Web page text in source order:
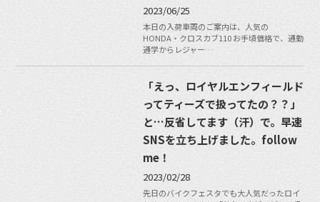
2023/06/25
本日の入荷車両のご案内は、人気の
HONDA・クロスカブ110 お手頃価格で、通勤
通学からレジャー…
「えっ、ロイヤルエンフィールド
ってティーズで扱ってたの？？」
と…反省してます（汗）で。早速
SNSを立ち上げました。follow
me！
2023/02/28
先日のバイクフェスタでも大人気だったロイ